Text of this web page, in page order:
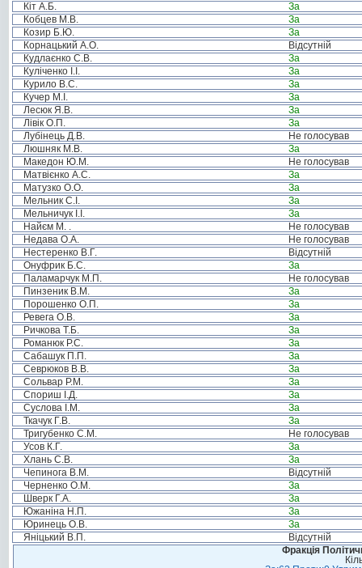
Кіт А.Б.
За
Кобцев М.В.
За
Козир Б.Ю.
За
Корнацький А.О.
Відсутній
Кудлаєнко С.В.
За
Куліченко І.І.
За
Курило В.С.
За
Кучер М.І.
За
Лесюк Я.В.
За
Лівік О.П.
За
Лубінець Д.В.
Не голосував
Люшняк М.В.
За
Македон Ю.М.
Не голосував
Матвієнко А.С.
За
Матузко О.О.
За
Мельник С.І.
За
Мельничук І.І.
За
Найєм М. .
Не голосував
Недава О.А.
Не голосував
Нестеренко В.Г.
Відсутній
Онуфрик Б.С.
За
Паламарчук М.П.
Не голосував
Пинзеник В.М.
За
Порошенко О.П.
За
Ревега О.В.
За
Ричкова Т.Б.
За
Романюк Р.С.
За
Сабашук П.П.
За
Севрюков В.В.
За
Сольвар Р.М.
За
Спориш І.Д.
За
Суслова І.М.
За
Ткачук Г.В.
За
Тригубенко С.М.
Не голосував
Усов К.Г.
За
Хлань С.В.
За
Чепинога В.М.
Відсутній
Черненко О.М.
За
Шверк Г.А.
За
Южаніна Н.П.
За
Юринець О.В.
За
Яніцький В.П.
Відсутній
Фракція